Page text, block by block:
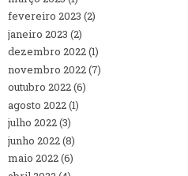
fevereiro 2023 (2)
janeiro 2023 (2)
dezembro 2022(1)
novembro 2022(7)
outubro 2022(6)
agosto 2022(1)
julho 2022(3)
junho 2022(8)
maio 2022(6)